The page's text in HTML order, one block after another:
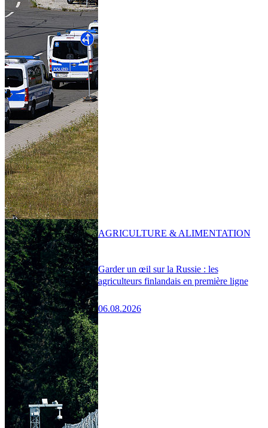
Garder un œil sur la Russie : les
agriculteurs finlandais en première ligne
06.08.2026
AGRICULTURE & ALIMENTATION